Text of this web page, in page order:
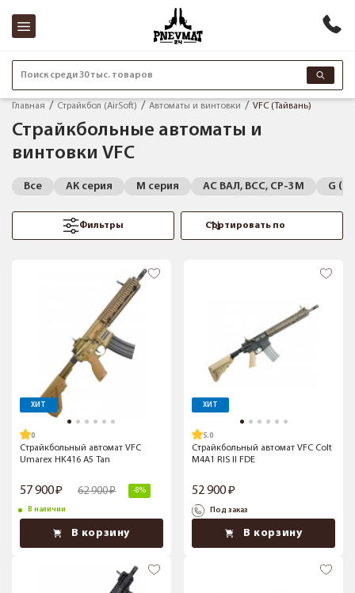
Поиск среди 30 тыс. товаров
Главная Страйкбол (AirSoft) Автоматы и винтовки VFC (Тайвань)
Страйкбольные автоматы и
винтовки VFC
Все АК серия M серия АС ВАЛ, ВСС, СР-3М G
Фильтры
ХИТ
Страйкбольный автомат VFC
Umarex HK416 A5 Tan
57 900 62 900 -8%
В наличии
В корзину
ХИТ
5.0
Страйкбольный автомат VFC Colt
M4A1 RIS II FDE
52 900
Под заказ
В корзину